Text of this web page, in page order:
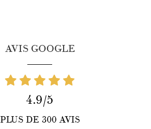
AVIS GOOGLE
4.9/5
PLUS DE 300 AVIS